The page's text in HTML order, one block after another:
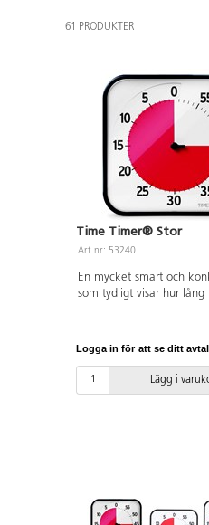
61 PRODUKTER
Time Timer® Stor
Art.nr: 53240
En mycket smart och
som tydligt visar hur lång
t.ex. 30 min. Det röda
Inställningsbar från 0-60
stora modell passar
Logga in för att se ditt
Lägg i